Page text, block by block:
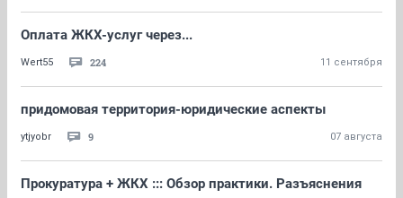
Оплата ЖКХ-услуг через...
Wert55 224 11 сентября
придомовая территория-юридические аспекты
ytjyobr 9 07 августа
Прокуратура + ЖКХ ::: Обзор практики. Разъяснения